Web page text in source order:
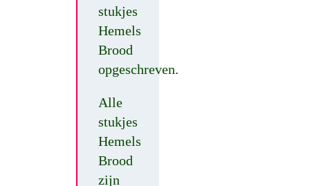
stukjes
Hemels
Brood
opgeschreven.
Alle
stukjes
Hemels
Brood
zijn